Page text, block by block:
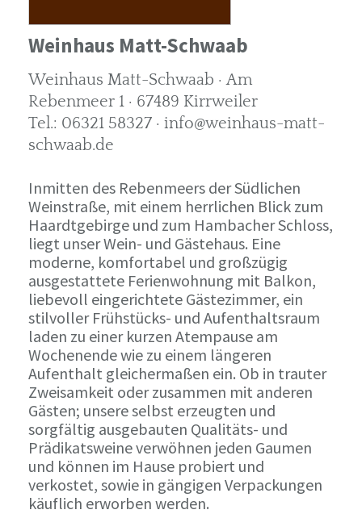
Weinhaus Matt-Schwaab
Weinhaus Matt-Schwaab · Am
Rebenmeer 1 · 67489 Kirrweiler
Tel.: 06321 58327 · info@weinhaus-matt-
schwaab.de
Inmitten des Rebenmeers der Südlichen
Weinstraße, mit einem herrlichen Blick zum
Haardtgebirge und zum Hambacher Schloss,
liegt unser Wein- und Gästehaus. Eine
moderne, komfortabel und großzügig
ausgestattete Ferienwohnung mit Balkon,
liebevoll eingerichtete Gästezimmer, ein
stilvoller Frühstücks- und Aufenthaltsraum
laden zu einer kurzen Atempause am
Wochenende wie zu einem längeren
Aufenthalt gleichermaßen ein. Ob in trauter
Zweisamkeit oder zusammen mit anderen
Gästen; unsere selbst erzeugten und
sorgfältig ausgebauten Qualitäts- und
Prädikatsweine verwöhnen jeden Gaumen
und können im Hause probiert und
verkostet, sowie in gängigen Verpackungen
käuflich erworben werden.